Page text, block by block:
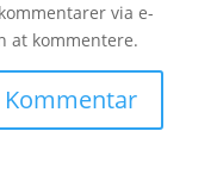
via e-
at kommentere.